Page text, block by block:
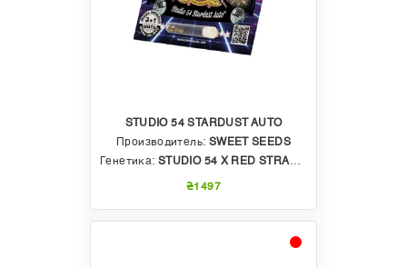
STUDIO 54 STARDUST AUTO
Производитель: SWEET SEEDS
Генетика: STUDIO 54 X RED STRAWBERRY BANANA AUTO
₴1497